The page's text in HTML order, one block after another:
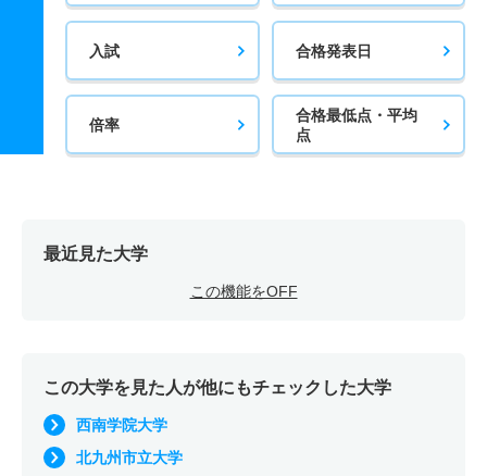
入試 合格発表日
倍率
合格最低点・平均
点
最近見た大学
この機能をOFF
この大学を見た人が他にもチェックした大学
西南学院大学
北九州市立大学